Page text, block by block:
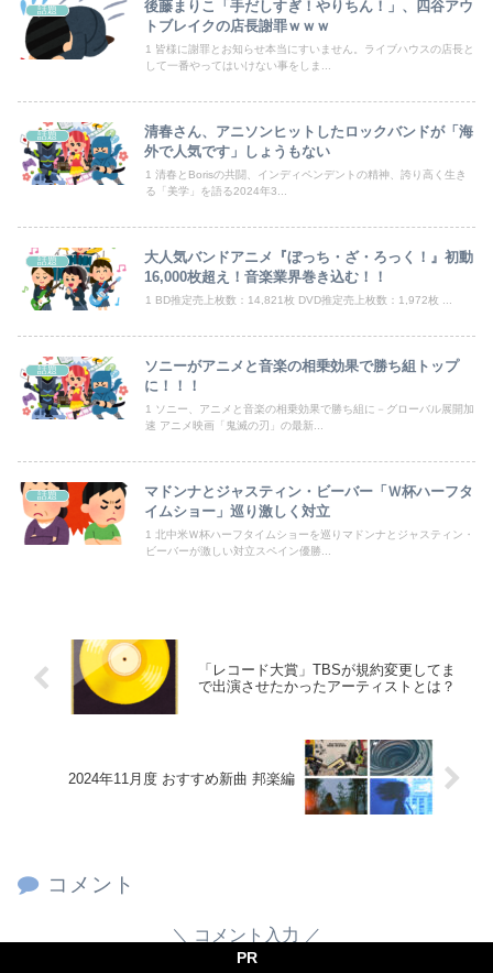
【動画】ブラジルの女子フットサル選手が極悪すぎて5年間の出場停止処分に。
京大病院、手術ミスで50代女性患者を「植物状態」に 脳腫瘍摘出手術で腫瘍の無い部位を摘出してしまう
【画像】元モデルのTBS新人アナさん、プリケツ
富士登山ツアー中に64歳男性死亡 8合目付近で意識失う
【動画】両方馬鹿（笑）ミニストップでトラックと衝突したドラレコが（ノ∇`）
話題
後藤まりこ「手だしすぎ！やりちん！」、四谷アウ
トブレイクの店長謝罪ｗｗｗ
1 皆様に謝罪とお知らせ本当にすいません。ライブハウスの店長と
して一番やってはいけない事をしま...
話題
清春さん、アニソンヒットしたロックバンドが「海
外で人気です」しょうもない
1 清春とBorisの共闘、インディペンデントの精神、誇り高く生き
る「美学」を語る2024年3...
話題
大人気バンドアニメ『ぼっち・ざ・ろっく！』初動
16,000枚超え！音楽業界巻き込む！！
1 BD推定売上枚数：14,821枚 DVD推定売上枚数：1,972枚 ...
話題
ソニーがアニメと音楽の相乗効果で勝ち組トップ
に！！！
1 ソニー、アニメと音楽の相乗効果で勝ち組に－グローバル展開加
速 アニメ映画「鬼滅の刃」の最新...
話題
マドンナとジャスティン・ビーバー「Ｗ杯ハーフタ
イムショー」巡り激しく対立
1 北中米Ｗ杯ハーフタイムショーを巡りマドンナとジャスティン・
ビーバーが激しい対立スペイン優勝...
「レコード大賞」TBSが規約変更してま
で出演させたかったアーティストとは？
2024年11月度 おすすめ新曲 邦楽編
コメント
コメント入力
PR